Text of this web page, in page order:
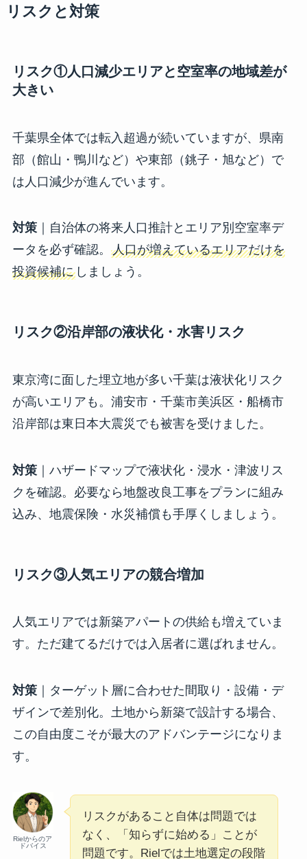
リスクと対策
リスク①人口減少エリアと空室率の地域差が
大きい
千葉県全体では転入超過が続いていますが、県南
部（館山・鴨川など）や東部（銚子・旭など）で
は人口減少が進んでいます。
対策｜自治体の将来人口推計とエリア別空室率デ
ータを必ず確認。 人口が増えているエリアだけを
投資候補にしましょう。
リスク②沿岸部の液状化・水害リスク
東京湾に面した埋立地が多い千葉は液状化リスク
が高いエリアも。浦安市・千葉市美浜区・船橋市
沿岸部は東日本大震災でも被害を受けました。
対策｜ハザードマップで液状化・浸水・津波リス
クを確認。必要なら地盤改良工事をプランに組み
込み、地震保険・水災補償も手厚くしましょう。
リスク③人気エリアの競合増加
人気エリアでは新築アパートの供給も増えていま
す。ただ建てるだけでは入居者に選ばれません。
対策｜ターゲット層に合わせた間取り・設備・デ
ザインで差別化。土地から新築で設計する場合、
この自由度こそが最大のアドバンテージになりま
す。
Rielからのア
ドバイス
リスクがあること自体は問題では
なく、「知らずに始める」ことが
問題です。Rielでは土地選定の段階